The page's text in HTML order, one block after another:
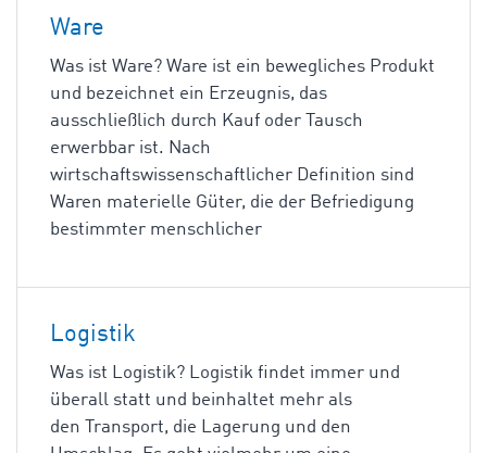
Ware
Was ist Ware? Ware ist ein bewegliches Produkt
und bezeichnet ein Erzeugnis, das
ausschließlich durch Kauf oder Tausch
erwerbbar ist. Nach
wirtschaftswissenschaftlicher Definition sind
Waren materielle Güter, die der Befriedigung
bestimmter menschlicher
Logistik
Was ist Logistik? Logistik findet immer und
überall statt und beinhaltet mehr als
den Transport, die Lagerung und den